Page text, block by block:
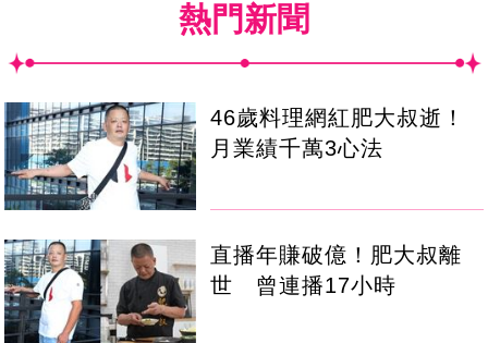
熱門新聞
46歲料理網紅肥大叔逝！
月業績千萬3心法
直播年賺破億！肥大叔離
世 曾連播17小時